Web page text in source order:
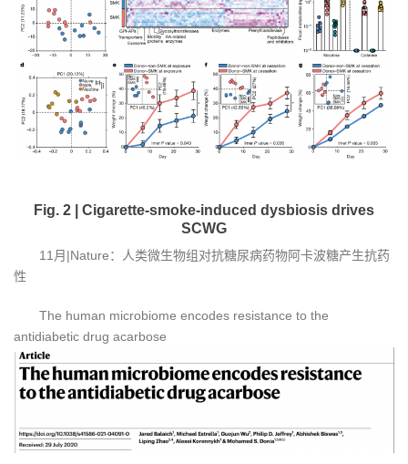
Fig. 2 | Cigarette-smoke-induced dysbiosis drives
SCWG
11月|Nature：人类微生物组对抗糖尿病药物阿卡波糖产生抗药
性
The human microbiome encodes resistance to the
antidiabetic drug acarbose